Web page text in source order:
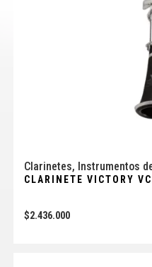
Clarinetes, Instrumentos
CLARINETE VICTORY
$2.436.000